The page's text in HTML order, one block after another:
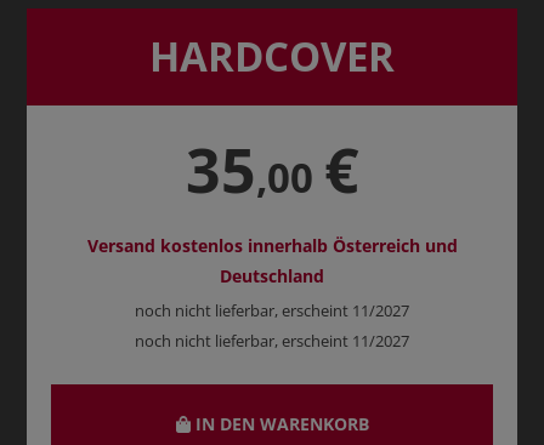
HARDCOVER
35,00 €
Versand kostenlos innerhalb Österreich und
Deutschland
noch nicht lieferbar, erscheint 11/2027
noch nicht lieferbar, erscheint 11/2027
IN DEN WARENKORB